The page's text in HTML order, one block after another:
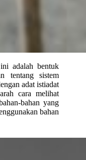
adalah bentuk
tentang sistem
adat istiadat
cara melihat
bahan yang
bahan